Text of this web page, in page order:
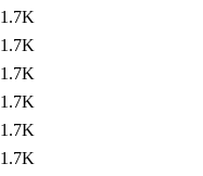
1.7K
1.7K
1.7K
1.7K
1.7K
1.7K